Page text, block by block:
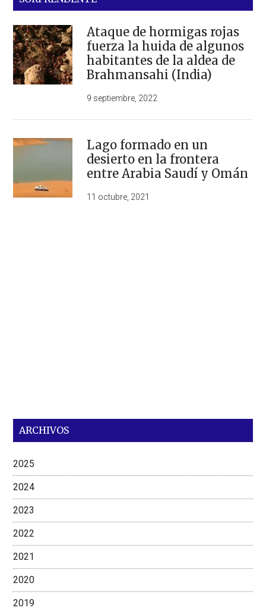
Ataque de hormigas rojas
fuerza la huida de algunos
habitantes de la aldea de
Brahmansahi (India)
9 septiembre, 2022
Lago formado en un
desierto en la frontera
entre Arabia Saudí y Omán
11 octubre, 2021
ARCHIVOS
2025
2024
2023
2022
2021
2020
2019